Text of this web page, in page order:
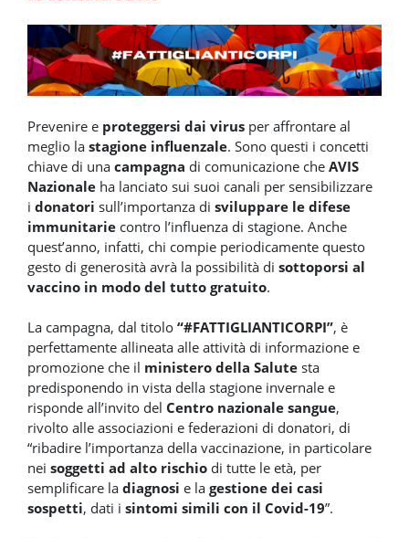
Prevenire e proteggersi dai virus per affrontare al
meglio la stagione influenzale. Sono questi i concetti
chiave di una campagna di comunicazione che AVIS
Nazionale ha lanciato sui suoi canali per sensibilizzare
i donatori sull’importanza di sviluppare le difese
immunitarie contro l’influenza di stagione. Anche
quest’anno, infatti, chi compie periodicamente questo
gesto di generosità avrà la possibilità di sottoporsi al
vaccino in modo del tutto gratuito.
La campagna, dal titolo “#FATTIGLIANTICORPI”, è
perfettamente allineata alle attività di informazione e
promozione che il ministero della Salute sta
predisponendo in vista della stagione invernale e
risponde all’invito del Centro nazionale sangue,
rivolto alle associazioni e federazioni di donatori, di
“ribadire l’importanza della vaccinazione, in particolare
nei soggetti ad alto rischio di tutte le età, per
semplificare la diagnosi e la gestione dei casi
sospetti, dati i sintomi simili con il Covid-19”.